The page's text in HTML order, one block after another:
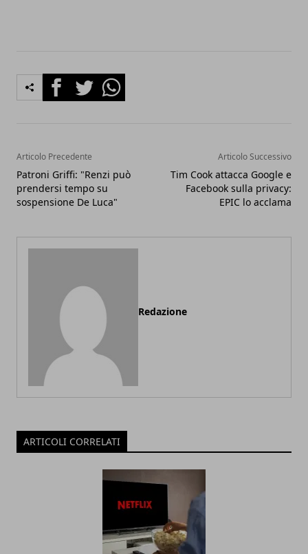
FacebookTwitterWhatsapp
Articolo Precedente
Patroni Griffi: "Renzi può
prendersi tempo su
sospensione De Luca"
Articolo Successivo
Tim Cook attacca Google e
Facebook sulla privacy:
EPIC lo acclama
Redazione
ARTICOLI CORRELATI